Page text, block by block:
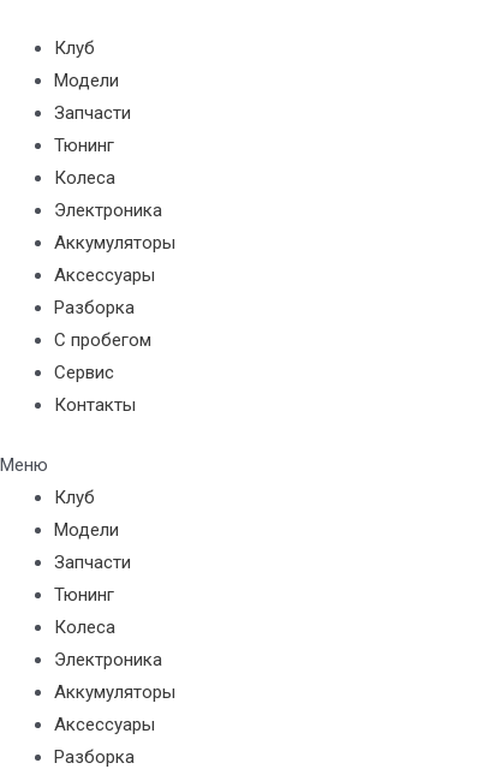
содержимому
Клуб
Модели
Запчасти
Тюнинг
Колеса
Электроника
Аккумуляторы
Аксессуары
Разборка
С пробегом
Сервис
Контакты
Меню
Клуб
Модели
Запчасти
Тюнинг
Колеса
Электроника
Аккумуляторы
Аксессуары
Разборка